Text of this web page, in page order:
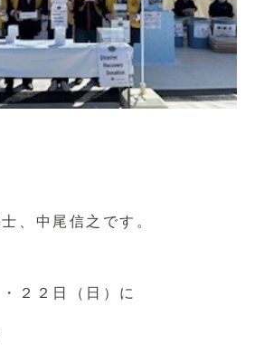
、中尾信之です。
２２日（日）に